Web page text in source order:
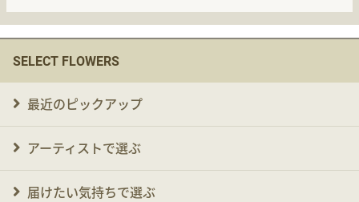
SELECT FLOWERS
最近のピックアップ
アーティストで選ぶ
届けたい気持ちで選ぶ